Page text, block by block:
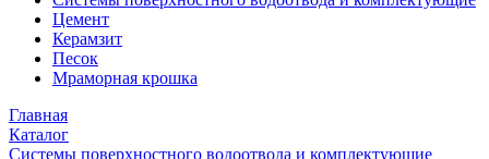
Цемент
Керамзит
Песок
Мраморная крошка
Главная
Каталог
Системы поверхностного водоотвода и комплектующие